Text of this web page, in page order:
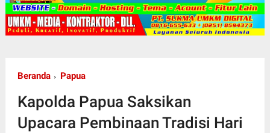
Beranda Papua
Kapolda Papua Saksikan
Upacara Pembinaan Tradisi Hari